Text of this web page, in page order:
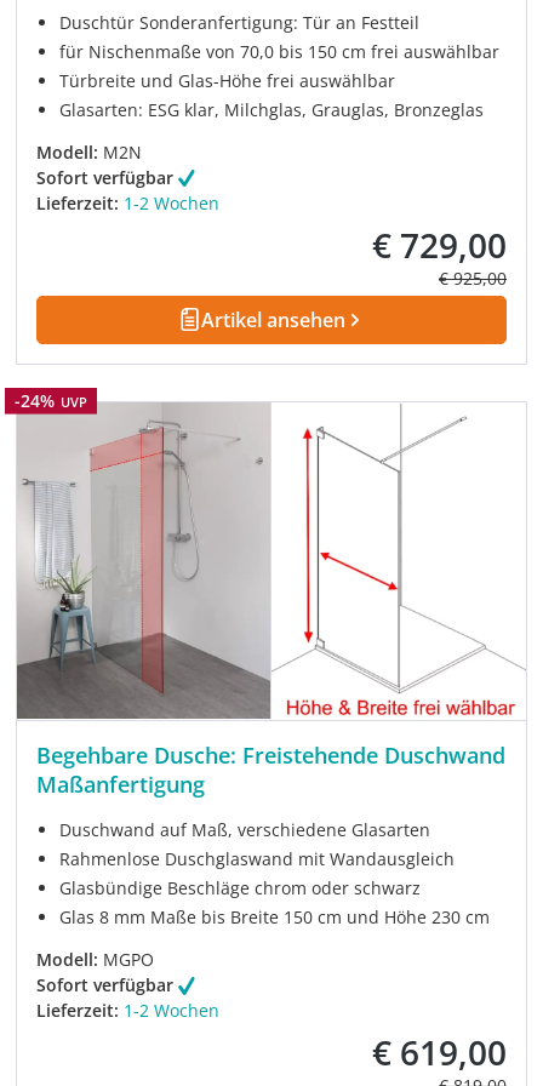
Duschtür Sonderanfertigung: Tür an Festteil
für Nischenmaße von 70,0 bis 150 cm frei auswählbar
Türbreite und Glas-Höhe frei auswählbar
Glasarten: ESG klar, Milchglas, Grauglas, Bronzeglas
Modell: M2N
Sofort verfügbar
Lieferzeit: 1-2 Wochen
Verkaufspreis:
€ 729,00
Regulärer
€ 925,00
Artikel ansehen
Rabatt
-24% UVP
Begehbare Dusche: Freistehende Duschwand
Maßanfertigung
Duschwand auf Maß, verschiedene Glasarten
Rahmenlose Duschglaswand mit Wandausgleich
Glasbündige Beschläge chrom oder schwarz
Glas 8 mm Maße bis Breite 150 cm und Höhe 230 cm
Modell: MGPO
Sofort verfügbar
Lieferzeit: 1-2 Wochen
Verkaufspreis:
€ 619,00